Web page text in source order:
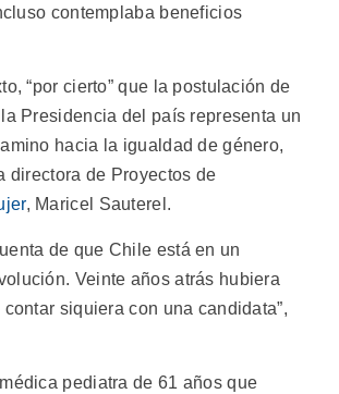
contemplaba beneficios
“por cierto” que la postulación de
Presidencia del país representa un
hacia la igualdad de género,
directora de Proyectos de
, Maricel Sauterel.
de que Chile está en un
Veinte años atrás hubiera
siquiera con una candidata”,
pediatra de 61 años que